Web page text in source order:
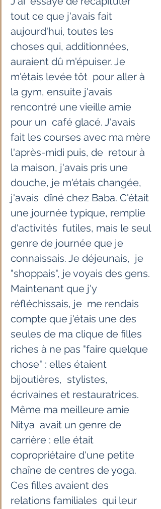
tout ce que j'avais fait
aujourd'hui, toutes les
choses qui, additionnées,
auraient dû m'épuiser. Je
m'étais levée tôt  pour aller à
la gym, ensuite j'avais
rencontré une vieille amie
pour un  café glacé. J'avais
fait les courses avec ma mère
l'après-midi puis, de  retour à
la maison, j'avais pris une
douche, je m'étais changée,
j'avais  dîné chez Baba. C'était
une journée typique, remplie
d'activités  futiles, mais le seul
genre de journée que je
connaissais. Je déjeunais,  je
"shoppais", je voyais des gens.
Maintenant que j'y
réfléchissais, je  me rendais
compte que j'étais une des
seules de ma clique de filles
riches à ne pas "faire quelque
chose" : elles étaient
bijoutières,  stylistes,
écrivaines et restauratrices.
Même ma meilleure amie
Nitya  avait un genre de
carrière : elle était
copropriétaire d'une petite
chaîne de centres de yoga.
Ces filles avaient des
relations familiales  qui leur